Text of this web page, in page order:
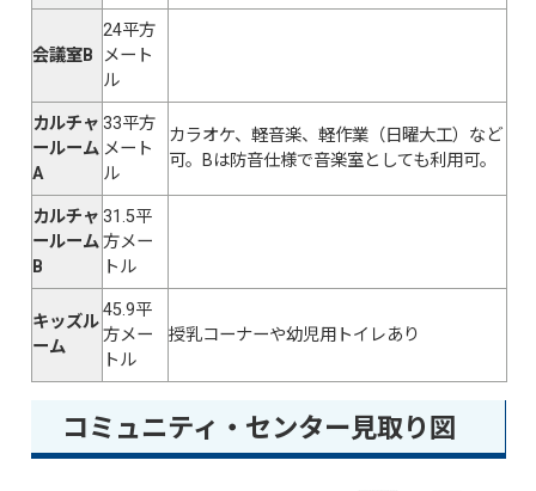
会議室B
24平方
メート
ル
カルチャ
ールーム
A
33平方
メート
ル
カラオケ、軽音楽、軽作業（日曜大工）など
可。Bは防音仕様で音楽室としても利用可。
カルチャ
ールーム
B
31.5平
方メー
トル
キッズル
ーム
45.9平
方メー
トル
授乳コーナーや幼児用トイレあり
コミュニティ・センター見取り図